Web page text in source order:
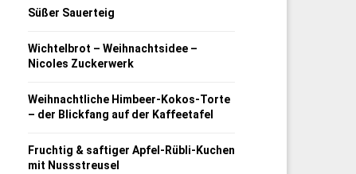
Süßer Sauerteig
Wichtelbrot – Weihnachtsidee –
Nicoles Zuckerwerk
Weihnachtliche Himbeer-Kokos-Torte
– der Blickfang auf der Kaffeetafel
Fruchtig & saftiger Apfel-Rübli-Kuchen
mit Nussstreusel